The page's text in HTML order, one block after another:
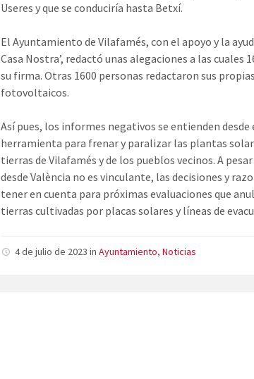
Useres y que se conduciría hasta Betxí.
El Ayuntamiento de Vilafamés, con el apoyo y la
Casa Nostra’, redactó unas alegaciones a las cuales
su firma. Otras 1600 personas redactaron sus
fotovoltaicos.
Así pues, los informes negativos se entienden
herramienta para frenar y paralizar las plantas
tierras de Vilafamés y de los pueblos vecinos. A
desde València no es vinculante, las decisiones y
tener en cuenta para próximas evaluaciones que
tierras cultivadas por placas solares y líneas de
4 de julio de 2023inAyuntamiento,Noticias